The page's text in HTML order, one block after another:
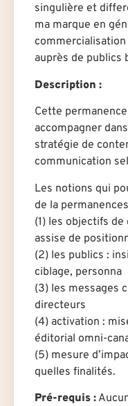
singulière et
ma marque en
auprès de publics
Description :
Cette
accompagner
stratégie de
communication
Les notions qui
de la
(1) les objectifs
assise de
(2) les publics :
ciblage, personna
(3) les messages
directeurs
(4) activation :
éditorial omni-
(5) mesure
quelles finalités.
Pré-requis :